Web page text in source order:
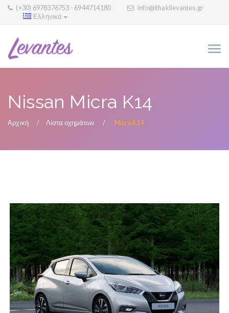
(+30) 6978376753 - 6944714180
info@ithakilevantes.gr
Ελληνικά
Nissan Micra K14
Αρχική Λίστα οχημάτων Micra K14